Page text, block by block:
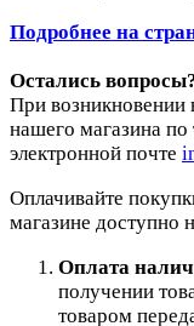
Подробнее на
Остались
При возникновении
нашего магазина по
электронной почте
Оплачивайте
магазине доступно
Оплата
получении
товаром